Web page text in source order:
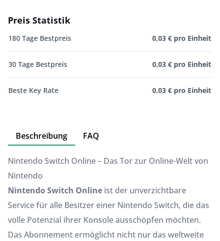
Preis Statistik
180 Tage Bestpreis 0,03 € pro Einheit
30 Tage Bestpreis 0,03 € pro Einheit
Beste Key Rate 0,03 € pro Einheit
Beschreibung FAQ
Nintendo Switch Online – Das Tor zur Online-Welt von
Nintendo
Nintendo Switch Online ist der unverzichtbare
Service für alle Besitzer einer Nintendo Switch, die das
volle Potenzial ihrer Konsole ausschöpfen möchten.
Das Abonnement ermöglicht nicht nur das weltweite